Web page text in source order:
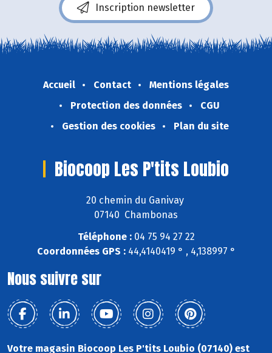
Inscription newsletter
Accueil Contact
Mentions légales
Protection des données
CGU
Gestion des cookies
Plan du site
Biocoop Les P'tits Loubio
20 chemin du Ganivay
07140 Chambonas
Téléphone :04 75 94 27 22
Coordonnées GPS :44,4140419 ° , 4,138997 °
Nous suivre sur
Votre magasin Biocoop Les P'tits Loubio (07140) est